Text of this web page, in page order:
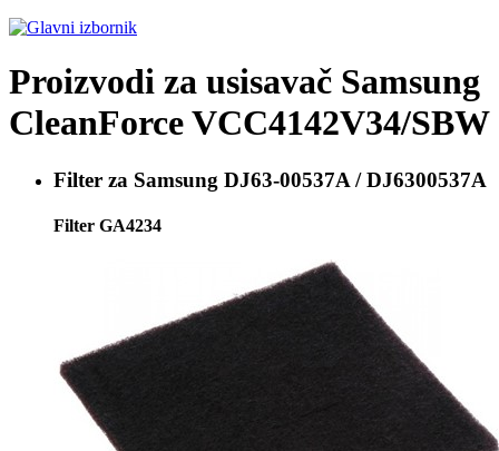
Proizvodi za usisavač Samsung
CleanForce VCC4142V34/SBW
Filter za Samsung DJ63-00537A / DJ6300537A
Filter GA4234